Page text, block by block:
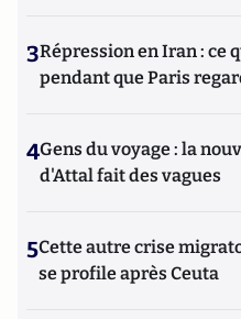
3Répression en Iran : ce
pendant que Paris
4Gens du voyage : la
d'Attal fait des vagues
5Cette autre crise
se profile après Ceuta